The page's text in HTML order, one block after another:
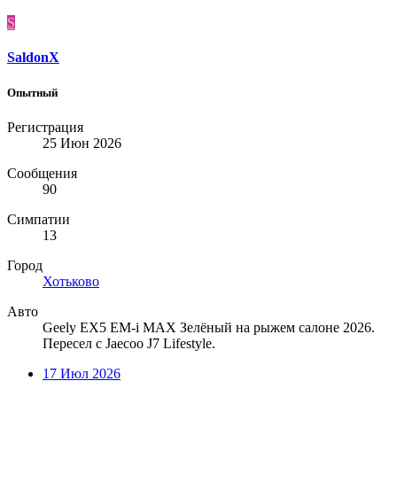
S
SaldonX
Опытный
Регистрация
25 Июн 2026
Сообщения
90
Симпатии
13
Город
Хотьково
Авто
Geely EX5 EM-i MAX Зелёный на рыжем салоне 2026.
Пересел с Jaecoo J7 Lifestyle.
17 Июл 2026